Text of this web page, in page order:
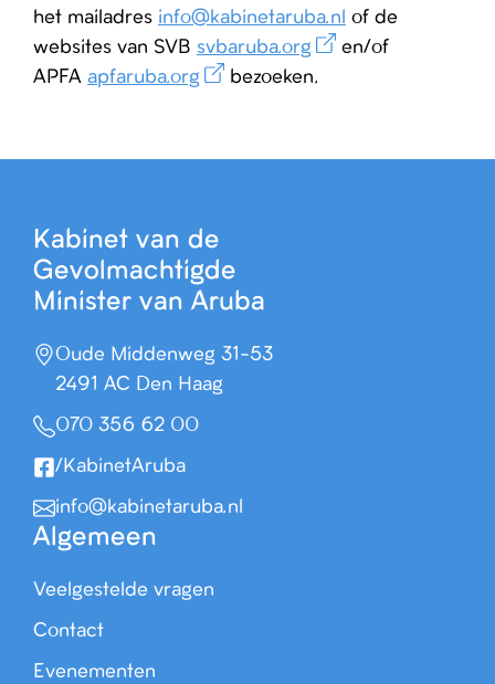
het mailadres info@kabinetaruba.nl of de
websites van SVB svbaruba.org
en/of
APFA apfaruba.org bezoeken.
Kabinet van de
Gevolmachtigde
Minister van Aruba
Oude Middenweg 31-53
2491 AC Den Haag
070 356 62 00
/KabinetAruba
info@kabinetaruba.nl
Algemeen
Veelgestelde vragen
Contact
Evenementen